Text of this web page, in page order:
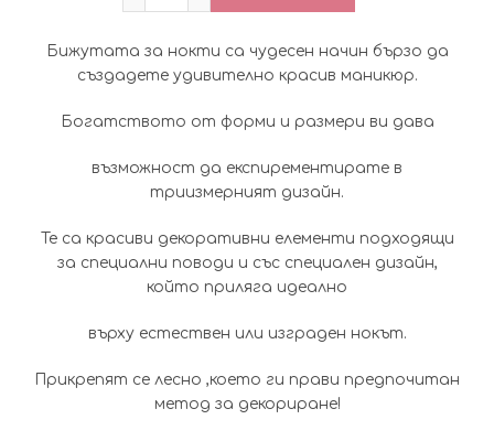
0.51€
(1.00
лв.).
(0.70
Бижутата за нокти са чудесен начин бързо да
създадете удивително красив маникюр.
Богатството от форми и размери ви дава
възможност да експирементирате в
триизмерният дизайн.
Те са красиви декоративни елементи подходящи
за специални поводи и със специален дизайн,
който приляга идеално
върху естествен или изграден нокът.
Прикрепят се лесно ,което ги прави предпочитан
метод за декориране!